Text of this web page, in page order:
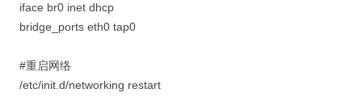
iface br0 inet dhcp
bridge_ports eth0 tap0
#重启网络
/etc/init.d/networking restart